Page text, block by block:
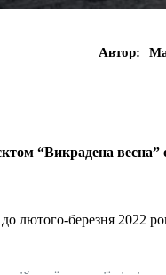
Автор:
“Викрадена
до лютого-березня